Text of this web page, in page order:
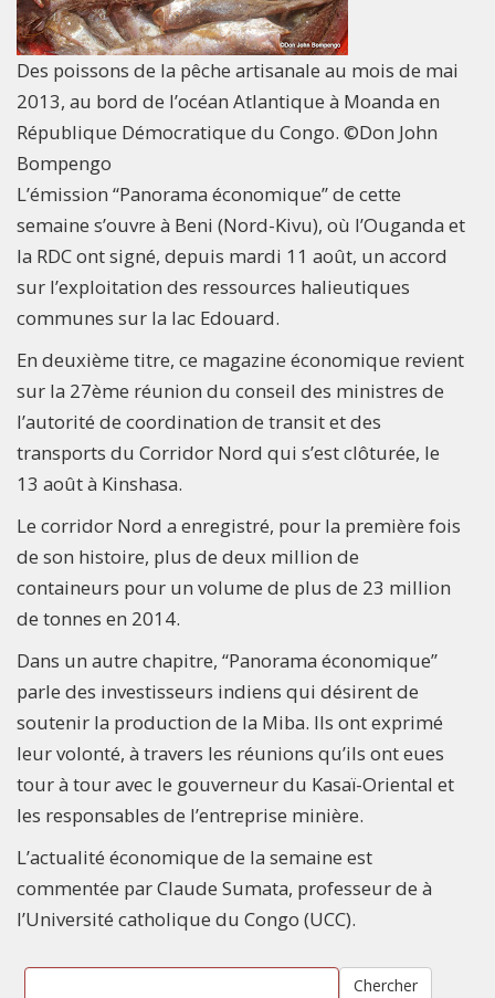
Des poissons de la pêche artisanale au mois de mai
2013, au bord de l’océan Atlantique à Moanda en
République Démocratique du Congo. ©Don John
Bompengo
L’émission ‘‘Panorama économique’’ de cette
semaine s’ouvre à Beni (Nord-Kivu), où l’Ouganda et
la RDC ont signé, depuis mardi 11 août, un accord
sur l’exploitation des ressources halieutiques
communes sur la lac Edouard.
En deuxième titre, ce magazine économique revient
sur la 27ème réunion du conseil des ministres de
l’autorité de coordination de transit et des
transports du Corridor Nord qui s’est clôturée, le
13 août à Kinshasa.
Le corridor Nord a enregistré, pour la première fois
de son histoire, plus de deux million de
containeurs pour un volume de plus de 23 million
de tonnes en 2014.
Dans un autre chapitre, ‘‘Panorama économique’’
parle des investisseurs indiens qui désirent de
soutenir la production de la Miba. Ils ont exprimé
leur volonté, à travers les réunions qu’ils ont eues
tour à tour avec le gouverneur du Kasaï-Oriental et
les responsables de l’entreprise minière.
L’actualité économique de la semaine est
commentée par Claude Sumata, professeur de à
l’Université catholique du Congo (UCC).
Chercher